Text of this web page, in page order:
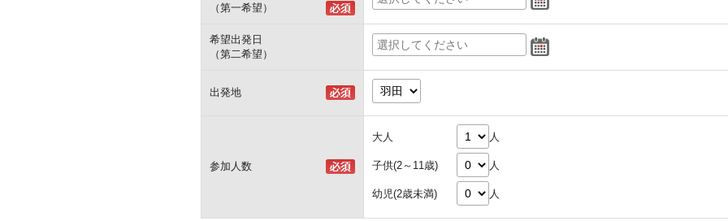
（第一希望）
希望出発日
（第二希望）
出発地
参加人数
大人 人
子供(2～11歳) 人
幼児(2歳未満) 人